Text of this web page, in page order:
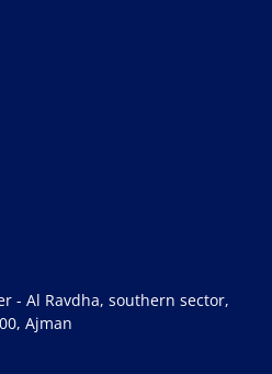
- Al Ravdha, southern sector,
Ajman